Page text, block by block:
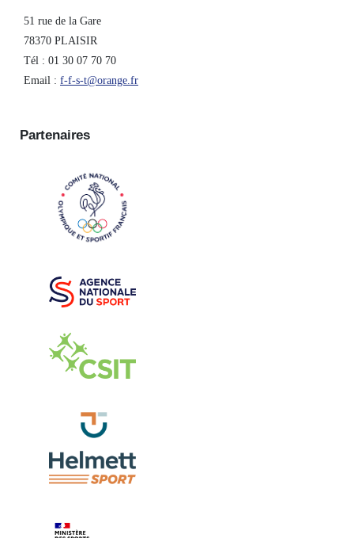
51 rue de la Gare
78370 PLAISIR
Tél : 01 30 07 70 70
Email : f-f-s-t@orange.fr
Partenaires